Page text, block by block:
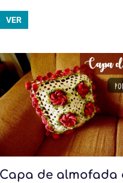
VER
Capa de almofada